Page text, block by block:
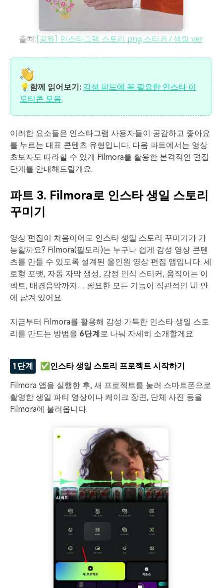
출처: [공유] 인스타그램 스토리 png 스티커 / 생일 ver
💡함께 읽어보기: 감성 피드에 꼭 필요한 인스타 이
모티콘 모음
이러한 요소들은 인스타그램 사용자들이 공감하고 좋아요
를 누르는 대표 콘텐츠 유형입니다. 다음 파트에서는 영상
초보자도 따라할 수 있게 Filmora를 활용한 본격적인 편집
단계를 안내해드릴게요.
파트 3. Filmora로 인스타 생일 스토리
꾸미기
영상 편집이 처음이어도 인스타 생일 스토리 꾸미기가 가
능할까요? Filmora(필모라)는 누구나 쉽게 감성 영상 콘텐
츠를 만들 수 있도록 설계된 올인원 영상 편집 앱입니다. 세
로형 포맷, 자동 자막 생성, 감정 인식 스티커, 움직이는 이
펙트, 배경음악까지… 필요한 모든 기능이 직관적인 UI 안
에 담겨 있어요.
지금부터 Filmora를 활용해 감성 가득한 인스타 생일 스토
리를 만드는 방법을 6단계 로 나눠 자세히 소개할게요.
1단계 ✅인스타 생일 스토리 프로젝트 시작하기
Filmora 앱을 실행한 후, 새 프로젝트를 눌러 스마트폰으로
촬영한 생일 파티 영상이나 케이크 장면, 단체 사진 등을
Filmora에 불러옵니다.